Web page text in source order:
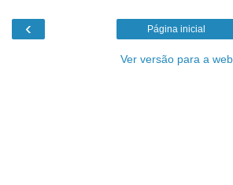
‹ Página inicial
Ver versão para a web